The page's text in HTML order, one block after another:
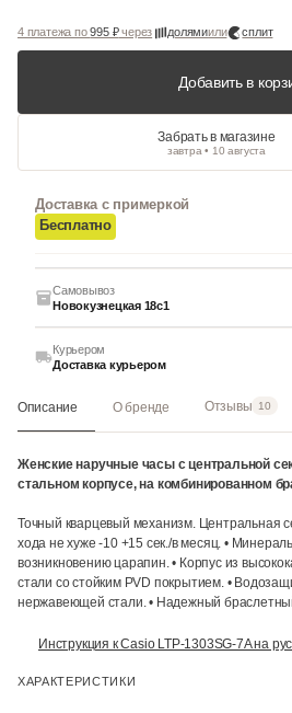
4 платежа по995 ₽через долямиили сплит
Добавить в
Забрать в магазине
завтра • 10 августа
Доставка с примеркой
Бесплатно
Самовывоз
Новокузнецкая 18с1
Курьером
Доставка курьером
Описание О бренде Отзывы 10
Женские наручные часы с центральной
стальном корпусе, на комбинированном
Точный кварцевый механизм. Центральная
хода не хуже -10 +15 сек./в месяц. •
возникновению царапин. • Корпус из
стали со стойким PVD покрытием. •
нержавеющей стали. • Надежный
Инструкция к Casio LTP-1303SG-7A на
ХАРАКТЕРИСТИКИ